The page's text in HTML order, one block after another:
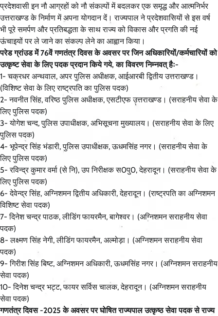
प्रदेशवासी इन नौ आग्रहों को नौ संकल्पों में बदलकर एक समृद्ध और आत्मनिर्भर
उत्तराखण्ड के निर्माण में अपना योगदान दें। राज्यपाल ने प्रदेशवासियों से इस वर्ष
भी पूरे समर्पण और प्रतिबद्धता के साथ राज्य को विकास और प्रगति की नई
ऊंचाइयों पर ले जाने का संकल्प लेने का आह्वान किया।
परेड ग्रांउड में 76वें गणतंत्र दिवस के अवसर पर जिन अधिकारियों/कर्मचारियों को
उत्कृष्ट सेवा के लिए पदक प्रदान किये गये, का विवरण निम्नवत् हैः-
1- चक्रधर अन्थवाल, अपर पुलिस अधीक्षक, आईआरबी द्वितीय उत्तराखण्ड।
(विशिष्ट सेवा के लिए राष्ट्रपति का पुलिस पदक)
2- नवनीत सिंह, वरिष्ठ पुलिस अधीक्षक, एसटीएफ उत्तराखण्ड। (सराहनीय सेवा के
लिए पुलिस पदक)
3- योगेश चन्द, पुलिस उपाधीक्षक, अभिसूचना मुख्यालय। (सराहनीय सेवा के लिए
पुलिस पदक)
4- भूपेन्द्र सिंह भंडारी, पुलिस उपाधीक्षक, ऊधमसिंह नगर। (सराहनीय सेवा के
लिए पुलिस पदक)
5- रविन्द्र कुमार वर्मा (से नि), उप निरीक्षक स0पु0, देहरादून। (सराहनीय सेवा के
लिए पुलिस पदक)
6- देवेन्द्र सिंह, अग्निशमन द्वितीय अधिकारी, देहरादून। (राष्ट्रपति का अग्निशमन
विशिष्ट सेवा पदक)
7- दिनेश चन्द्र पाठक, लीडिंग फायरमैन, बागेश्वर। (अग्निशमन सराहनीय सेवा
पदक)
8- लक्ष्मण सिंह नेगी, लीडिंग फायरमैन, अल्मोड़ा। (अग्निशमन सराहनीय सेवा
पदक)
9- गिरीश सिंह बिष्ट, अग्निशमन अधिकारी, ऊधमसिंह नगर। (अग्निशमन सराहनीय
सेवा पदक)
10- दिनेश चन्द्र भट्ट, फायर सर्विस चालक, देहरादून। (अग्निशमन सराहनीय
सेवा पदक)
गणतंत्र दिवस -2025 के अवसर पर घोषित राज्यपाल उत्कृष्ठ सेवा पदक से राज्य